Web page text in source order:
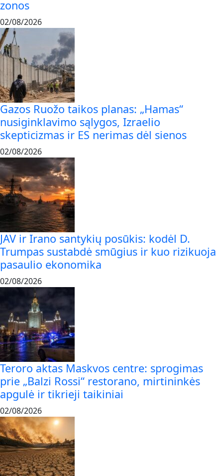
zonos
02/08/2026
Gazos Ruožo taikos planas: „Hamas“
nusiginklavimo sąlygos, Izraelio
skepticizmas ir ES nerimas dėl sienos
02/08/2026
JAV ir Irano santykių posūkis: kodėl D.
Trumpas sustabdė smūgius ir kuo rizikuoja
pasaulio ekonomika
02/08/2026
Teroro aktas Maskvos centre: sprogimas
prie „Balzi Rossi“ restorano, mirtininkės
apgulė ir tikrieji taikiniai
02/08/2026